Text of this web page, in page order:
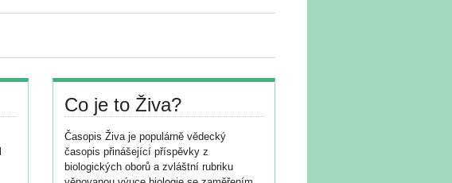
Co je to Živa?
Časopis Živa je populárně vědecký
časopis přinášející příspěvky z
biologických oborů a zvláštní rubriku